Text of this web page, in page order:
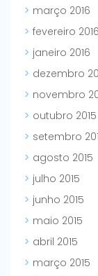
março 2016
fevereiro 2016
janeiro 2016
dezembro
novembro
outubro 2015
setembro
agosto 2015
julho 2015
junho 2015
maio 2015
abril 2015
março 2015